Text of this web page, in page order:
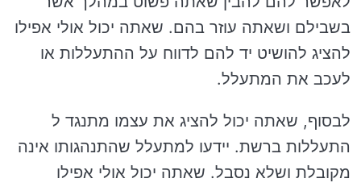
בשבילם ושאתה עוזר בהם. שאתה יכול אולי אפילו
להציג להושיט יד להם לדווח על ההתעללות או
לעכב את המתעלל.
לבסוף, שאתה יכול להציג את עצמו מתנגד ל
התעללות ברשת. יידעו למתעלל שהתנהגותו אינה
מקובלת ושלא נסבל. שאתה יכול אולי אפילו